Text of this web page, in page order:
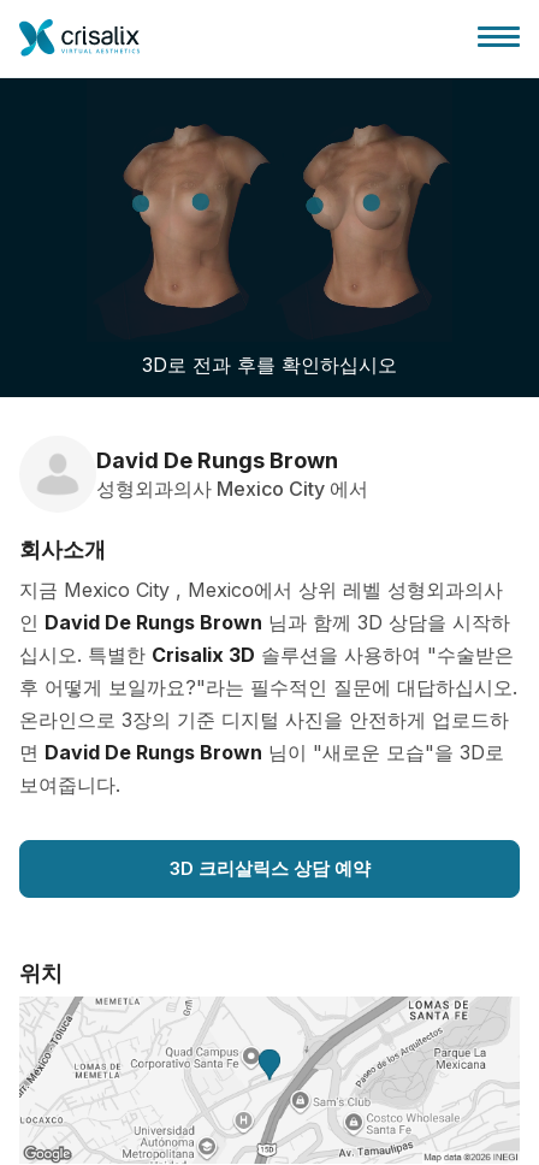
3D 비즈니스 플랫폼
환자 후기
3D로 전과 후를 확인하십시오
David De Rungs Brown
성형외과의사 Mexico City 에서
회사소개
지금 Mexico City , Mexico에서 상위 레벨 성형외과의사
인 David De Rungs Brown 님과 함께 3D 상담을 시작하
십시오. 특별한 Crisalix 3D 솔루션을 사용하여 "수술받은
후 어떻게 보일까요?"라는 필수적인 질문에 대답하십시오.
온라인으로 3장의 기준 디지털 사진을 안전하게 업로드하
면 David De Rungs Brown 님이 "새로운 모습"을 3D로
보여줍니다.
3D 크리살릭스 상담 예약
위치